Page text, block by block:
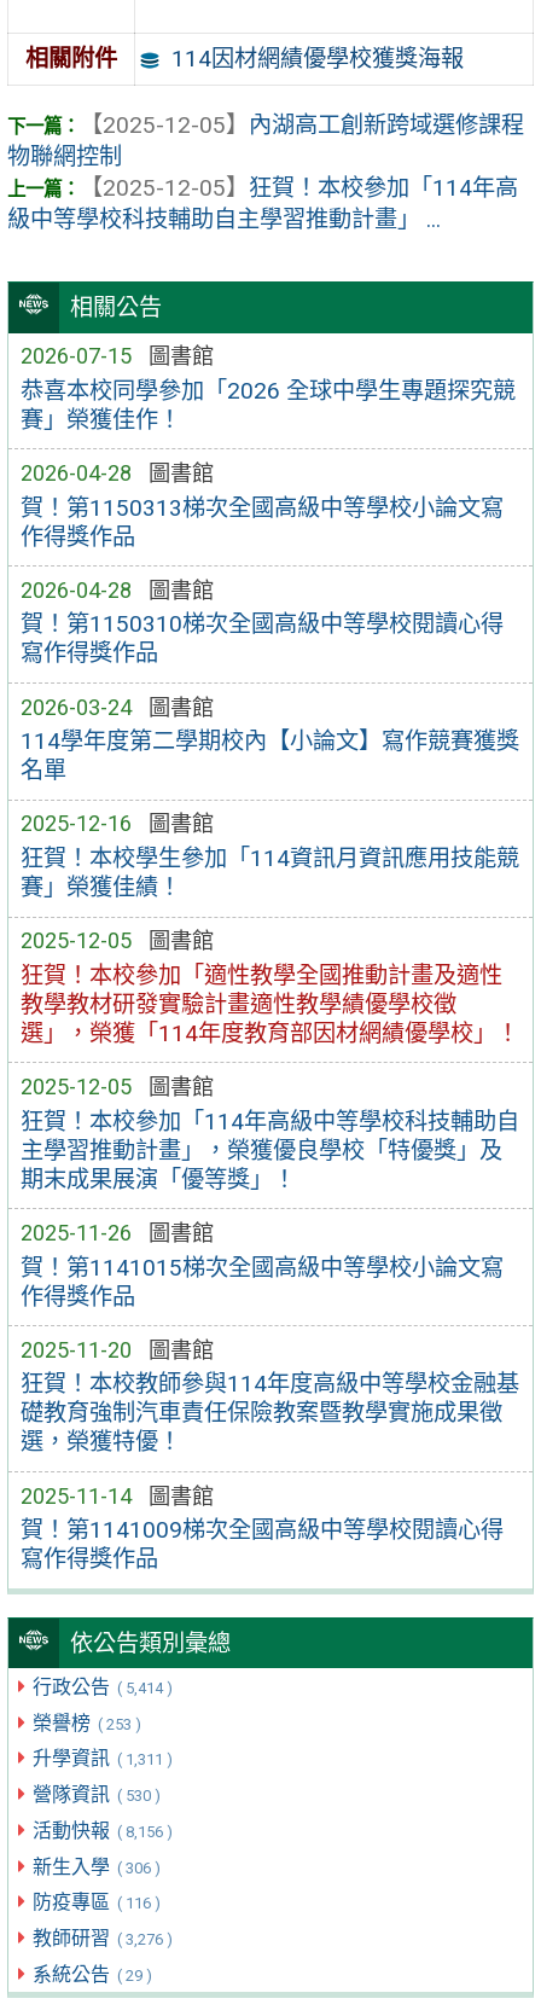
相關公告
2026-07-15 圖書館
恭喜本校同學參加「2026 全球中學生專題探究競
賽」榮獲佳作！
2026-04-28 圖書館
賀！第1150313梯次全國高級中等學校小論文寫
作得獎作品
2026-04-28 圖書館
賀！第1150310梯次全國高級中等學校閱讀心得
寫作得獎作品
2026-03-24 圖書館
114學年度第二學期校內【小論文】寫作競賽獲獎
名單
2025-12-16 圖書館
狂賀！本校學生參加「114資訊月資訊應用技能競
賽」榮獲佳績！
2025-12-05 圖書館
狂賀！本校參加「適性教學全國推動計畫及適性
教學教材研發實驗計畫適性教學績優學校徵
選」，榮獲「114年度教育部因材網績優學校」！
2025-12-05 圖書館
狂賀！本校參加「114年高級中等學校科技輔助自
主學習推動計畫」，榮獲優良學校「特優獎」及
期末成果展演「優等獎」！
2025-11-26 圖書館
賀！第1141015梯次全國高級中等學校小論文寫
作得獎作品
2025-11-20 圖書館
狂賀！本校教師參與114年度高級中等學校金融基
礎教育強制汽車責任保險教案暨教學實施成果徵
選，榮獲特優！
2025-11-14 圖書館
賀！第1141009梯次全國高級中等學校閱讀心得
寫作得獎作品
依公告類別彙總
行政公告 ( 5,414 )
榮譽榜 ( 253 )
升學資訊 ( 1,311 )
營隊資訊 ( 530 )
活動快報 ( 8,156 )
新生入學 ( 306 )
防疫專區 ( 116 )
教師研習 ( 3,276 )
系統公告 ( 29 )
相關附件 114因材網績優學校獲獎海報
【2025-12-05】 內湖高工創新跨域選修課程
物聯網控制
【2025-12-05】 狂賀！本校參加「114年高
級中等學校科技輔助自主學習推動計畫」 ...